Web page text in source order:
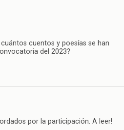
cuentos y poesías se han
del 2023?
por la participación. A leer!